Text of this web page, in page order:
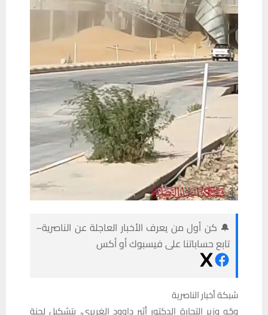
🔔 كن أول من يعرف الأخبار العاجلة عن الناصرية–
تابع حساباتنا على فيسبوك أو أكس
شبكة أخبار الناصرية
وجّه وزير التجارة الدكتور أثير داوود الغريري، بتشكيل لجنة